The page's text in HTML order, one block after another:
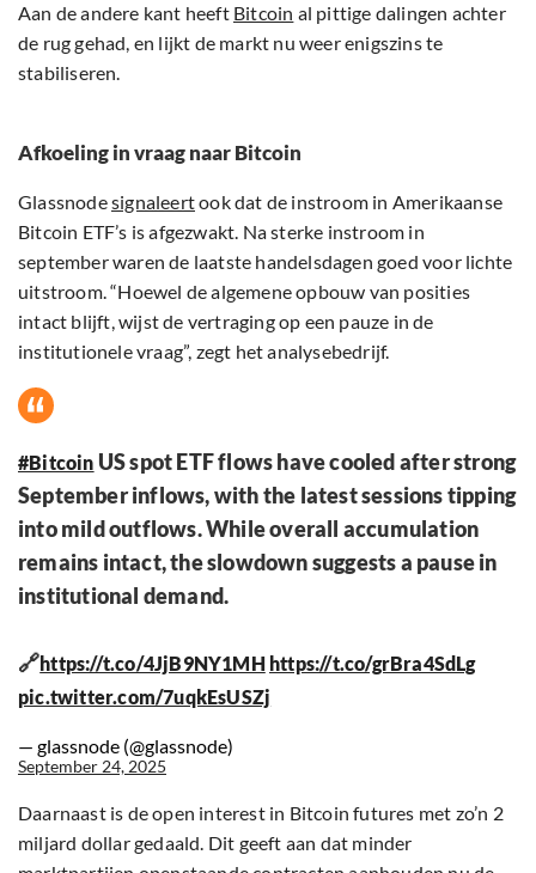
Aan de andere kant heeft Bitcoin al pittige dalingen achter
de rug gehad, en lijkt de markt nu weer enigszins te
stabiliseren.
Afkoeling in vraag naar Bitcoin
Glassnodesignaleertook dat de instroom in Amerikaanse
Bitcoin ETF’s is afgezwakt. Na sterke instroom in
september waren de laatste handelsdagen goed voor lichte
uitstroom. “Hoewel de algemene opbouw van posities
intact blijft, wijst de vertraging op een pauze in de
institutionele vraag”, zegt het analysebedrijf.
#Bitcoin US spot ETF flows have cooled after strong
September inflows, with the latest sessions tipping
into mild outflows. While overall accumulation
remains intact, the slowdown suggests a pause in
institutional demand.
🔗https://t.co/4JjB9NY1MH https://t.co/grBra4SdLg
pic.twitter.com/7uqkEsUSZj
— glassnode (@glassnode)
September 24, 2025
Daarnaast is de open interest in Bitcoin futures met zo’n 2
miljard dollar gedaald. Dit geeft aan dat minder